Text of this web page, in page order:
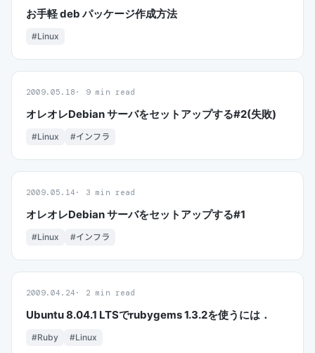
お手軽 deb パッケージ作成方法
#Linux
2009.05.18 9 min read
オレオレDebian サーバをセットアップする#2(失敗)
#Linux #インフラ
2009.05.14 3 min read
オレオレDebian サーバをセットアップする#1
#Linux #インフラ
2009.04.24 2 min read
Ubuntu 8.04.1 LTSでrubygems 1.3.2を使うには．
#Ruby #Linux